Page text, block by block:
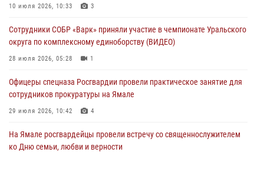
Сотрудники СОБР «Варк» приняли участие в чемпионате Уральского
28 июля 2026, 05:28
10 июля 2026, 10:33 3
Сотрудники СОБР «Варк» приняли участие в чемпионате Уральского
округа по комплексному единоборству (ВИДЕО)
28 июля 2026, 05:28 1
Офицеры спецназа Росгвардии провели практическое занятие для
сотрудников прокуратуры на Ямале
29 июля 2026, 10:42 4
На Ямале росгвардейцы провели встречу со священнослужителем
ко Дню семьи, любви и верности